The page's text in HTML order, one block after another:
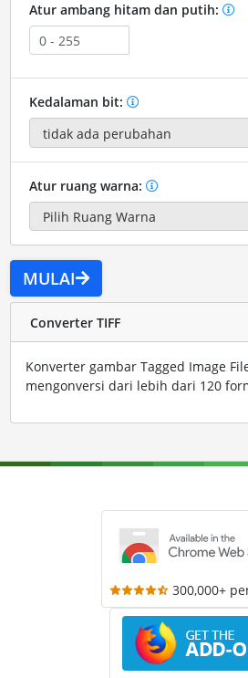
Atur ambang hitam dan putih:
Kedalaman bit:
Atur ruang warna:
MULAI
Converter TIFF
Konverter gambar Tagged Image
mengonversi dari lebih dari 120
300,000+